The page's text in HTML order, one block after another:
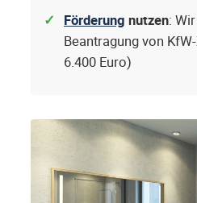
Förderung nutzen:
Beantragung von
6.400 Euro)